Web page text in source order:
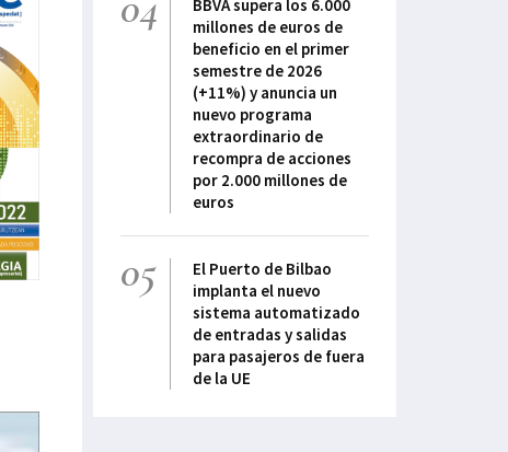
BBVA supera los 6.000
millones de euros de
beneficio en el primer
semestre de 2026
(+11%) y anuncia un
nuevo programa
extraordinario de
recompra de acciones
por 2.000 millones de
euros
05
El Puerto de Bilbao
implanta el nuevo
sistema automatizado
de entradas y salidas
para pasajeros de fuera
de la UE